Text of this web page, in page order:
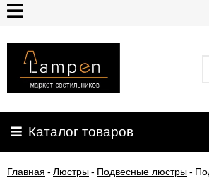
Доставка
и
Контакты
освещения
О
Каталог товаров
Главная - Люстры- Подвесные люстры-